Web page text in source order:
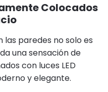
Colocados
las paredes no solo es
una sensación de
con luces LED
y elegante.